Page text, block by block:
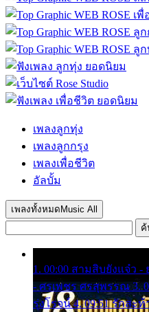
เพลงลูกทุ่ง
เพลงลูกกรุง
เพลงเพื่อชีวิต
อัลบั้ม
เพลงทั้งหมด Music All
ค้
1. 00:00 สามสิบยังแจ๋ว -
- ศรเพชร ศรสุพรรณ 3.
รุ่งโรจน์ 4. 09:51 รักสะ